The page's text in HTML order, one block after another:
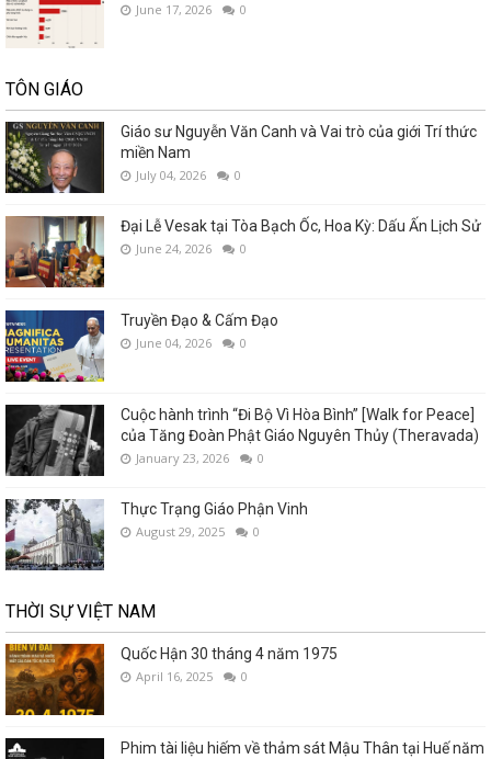
June 17, 2026 0
TÔN GIÁO
Giáo sư Nguyễn Văn Canh và Vai trò của giới Trí thức
miền Nam
July 04, 2026 0
Đại Lễ Vesak tại Tòa Bạch Ốc, Hoa Kỳ: Dấu Ấn Lịch Sử
June 24, 2026 0
Truyền Đạo & Cấm Đạo
June 04, 2026 0
Cuộc hành trình “Đi Bộ Vì Hòa Bình” [Walk for Peace]
của Tăng Đoàn Phật Giáo Nguyên Thủy (Theravada)
January 23, 2026 0
Thực Trạng Giáo Phận Vinh
August 29, 2025 0
THỜI SỰ VIỆT NAM
Quốc Hận 30 tháng 4 năm 1975
April 16, 2025 0
Phim tài liệu hiếm về thảm sát Mậu Thân tại Huế năm